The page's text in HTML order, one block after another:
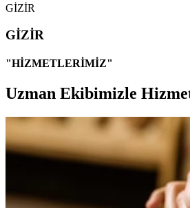
GİZİR
GİZİR
"HİZMETLERİMİZ"
Uzman Ekibimizle